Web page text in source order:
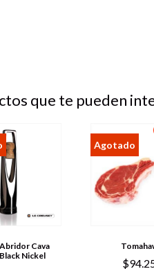
que te pueden
Cava
Nickel
$